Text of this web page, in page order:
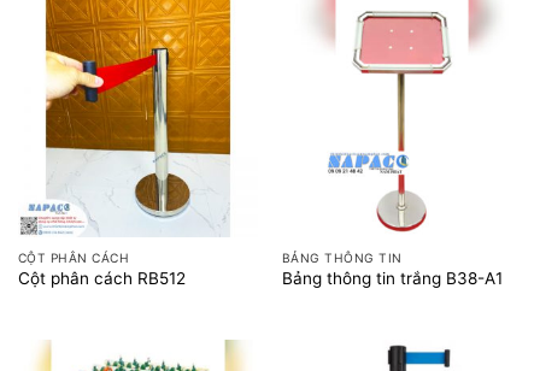
CỘT PHÂN CÁCH
Cột phân cách RB512
BẢNG THÔNG TIN
Bảng thông tin trắng B38-A1